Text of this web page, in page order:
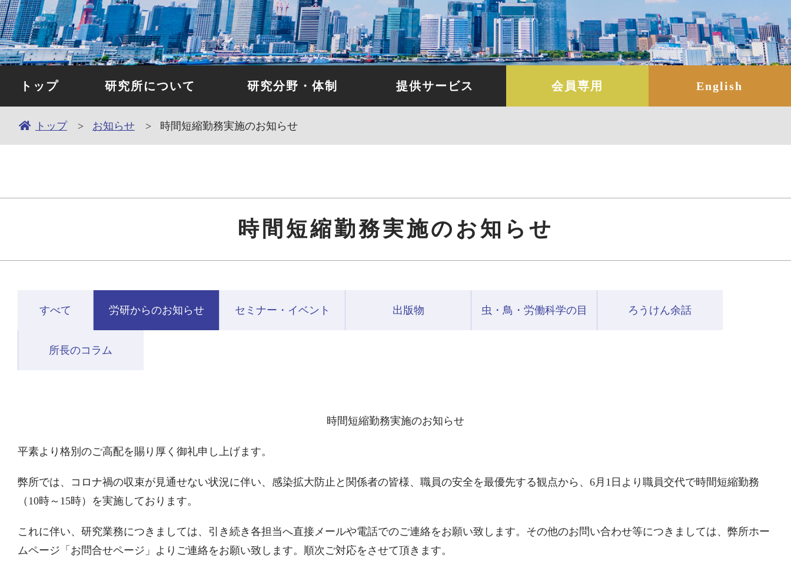
トップ 研究所について 研究分野・体制 提供サービス 会員専用 English
トップ お知らせ 時間短縮勤務実施のお知らせ
時間短縮勤務実施のお知らせ
すべて 労研からのお知らせ セミナー・イベント 出版物 虫・鳥・労働科学の目 ろうけん余話
所長のコラム
時間短縮勤務実施のお知らせ
平素より格別のご高配を賜り厚く御礼申し上げます。
弊所では、コロナ禍の収束が見通せない状況に伴い、感染拡大防止と関係者の皆様、職員の安全を最優先する観点から、 6月 1 日より職員交代で時間短縮勤務
（ 10時～ 15時）を実施しております。
これに伴い、研究業務につきましては、引き続き各担当へ直接メールや電話でのご連絡をお願い致します。その他のお問い合わせ等につきましては、弊所ホー
ムページ「お問合せページ」よりご連絡をお願い致します。順次ご対応をさせて頂きます。